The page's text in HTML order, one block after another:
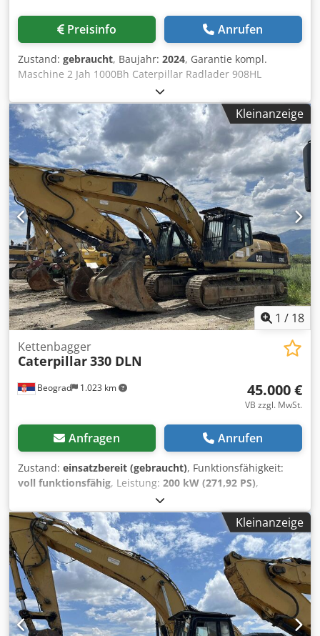
Preisinfo Anrufen
Zustand: gebraucht, Baujahr: 2024, Garantie kompl.
Maschine 2 Jah 1000Bh Caterpillar Radlader 908HL
Grundgerät / 908HL-14A Deluxe-Sitz (luftgefedert, Len
stütze und Sitzheizung) DAB+ Radio / inkl. Bluetooth + M
Umkehrlüfter und Vorabscheider Hydraulische /
Schwingungsdämpfu Gabelt Cedpferxtbfjx Andsha
Kleinanzeige
1 / 18
Beograd 1.023 km
Kettenbagger
Caterpillar330 DLN
45.000 €
VB zzgl. MwSt.
Anfragen Anrufen
Zustand: einsatzbereit (gebraucht), Funktionsfähigkeit:
voll funktionsfähig, Leistung: 200 kW (271,92 PS),
, Schaufelvolumen:
Baujahr:2008, Maschinen-/Fahrzeugnummer:CAT
0330DTGGE00850, Die Maschine ist in ausgezeichnetem
Zustand und einsatzbereit. Codpfx Aeylmi Ijndjha
Kleinanzeige